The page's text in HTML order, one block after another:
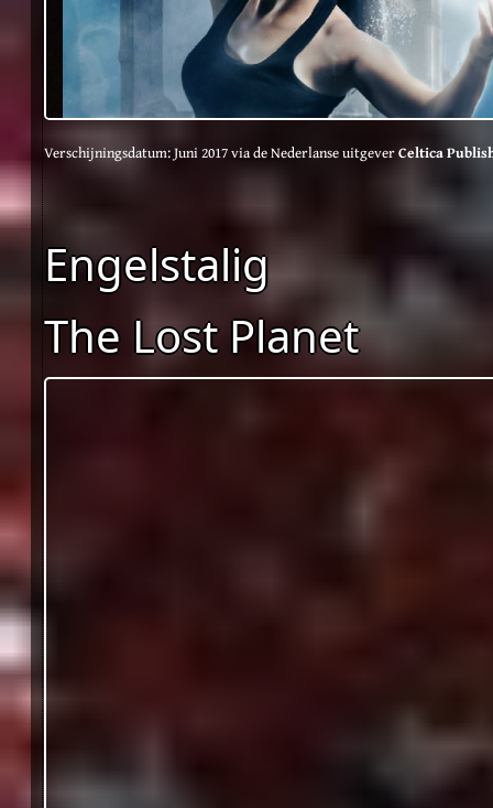
Verschijningsdatum: Juni 2017 via de Nederlanse uitgeverCeltica
Engelstalig
The Lost Planet